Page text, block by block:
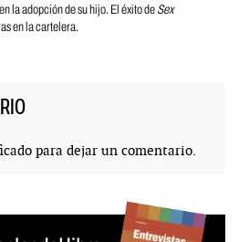
la adopción de su hijo. El éxito de Sex
en la cartelera.
para dejar un comentario.